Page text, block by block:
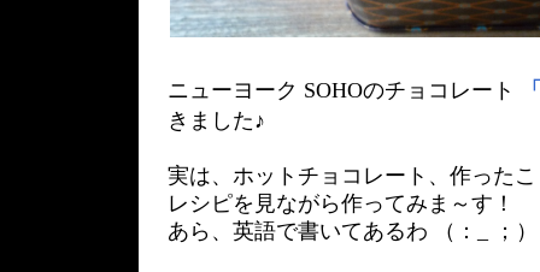
ニューヨーク SOHOのチョコレート
きました♪
実は、ホットチョコレート、作った
レシピを見ながら作ってみま～す！
あら、英語で書いてあるわ （：_ ；）